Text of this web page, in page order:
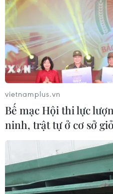
vietnamplus.vn
Bế mạc Hội thi lực
ninh, trật tự ở cơ sở